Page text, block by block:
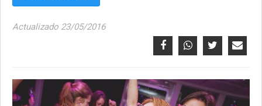
Actualizado 23/05/2016